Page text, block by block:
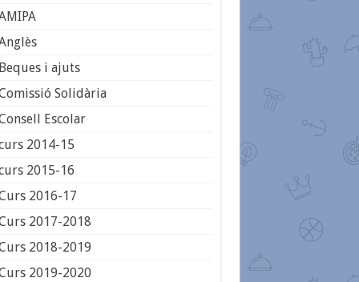
i ajuts
Solidària
Escolar
2014-15
2015-16
2016-17
2017-2018
2018-2019
2019-2020